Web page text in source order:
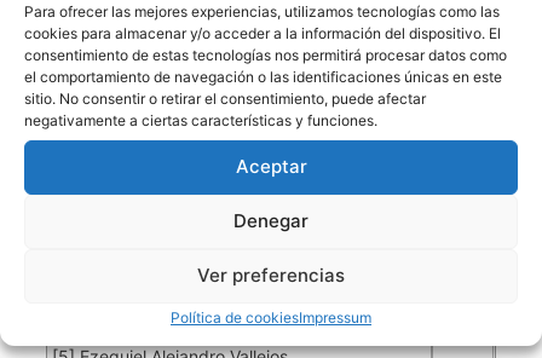
Para ofrecer las mejores experiencias, utilizamos tecnologías como las
cookies para almacenar y/o acceder a la información del dispositivo. El
consentimiento de estas tecnologías nos permitirá procesar datos como
el comportamiento de navegación o las identificaciones únicas en este
sitio. No consentir o retirar el consentimiento, puede afectar
negativamente a ciertas características y funciones.
Aceptar
Denegar
Ver preferencias
Política de cookiesImpressum
WILSTERMANN
Puntuación
[4] Carlos Manuel Quiroga 0.00 50
Porteros
[2] Jhocel Caicedo